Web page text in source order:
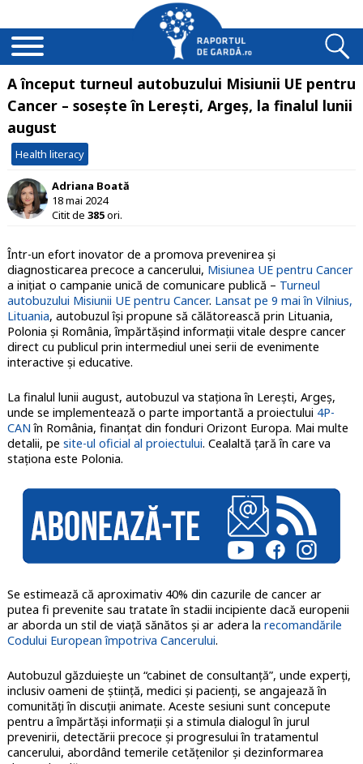
A început turneul autobuzului Misiunii UE pentru
Cancer – sosește în Lerești, Argeș, la finalul lunii
august
Health literacy
Adriana Boată
18 mai 2024
Citit de 385ori.
Într-un efort inovator de a promova prevenirea și
diagnosticarea precoce a cancerului, Misiunea UE pentru Cancer
a inițiat o campanie unică de comunicare publică – Turneul
autobuzului Misiunii UE pentru Cancer. Lansat pe 9 mai în Vilnius,
Lituania, autobuzul își propune să călătorească prin Lituania,
Polonia și România, împărtășind informații vitale despre cancer
direct cu publicul prin intermediul unei serii de evenimente
interactive și educative.
La finalul lunii august, autobuzul va staționa în Lerești, Argeș,
unde se implementează o parte importantă a proiectului 4P-
CAN în România, finanțat din fonduri Orizont Europa. Mai multe
detalii, pe site-ul oficial al proiectului. Cealaltă țară în care va
staționa este Polonia.
Se estimează că aproximativ 40% din cazurile de cancer ar
putea fi prevenite sau tratate în stadii incipiente dacă europenii
ar aborda un stil de viață sănătos și ar adera la recomandările
Codului European împotriva Cancerului.
Autobuzul găzduiește un “cabinet de consultanță”, unde experți,
inclusiv oameni de știință, medici și pacienți, se angajează în
comunități în discuții animate. Aceste sesiuni sunt concepute
pentru a împărtăși informații și a stimula dialogul în jurul
prevenirii, detectării precoce și progresului în tratamentul
cancerului, abordând temerile cetățenilor și dezinformarea